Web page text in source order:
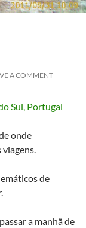
A COMMENT
Sul, Portugal
onde
viagens.
de
a manhã de